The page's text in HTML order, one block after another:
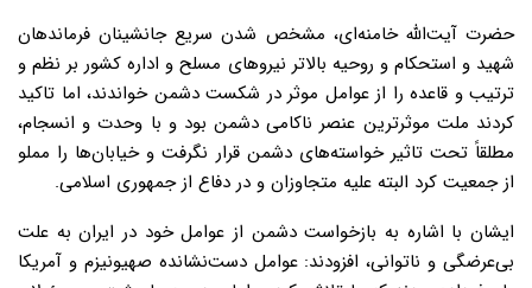
حضرت آیت‌الله خامنه‌ای، مشخص شدن سریع جانشینان فرماندهان
شهید و استحکام و روحیه بالاتر نیروهای مسلح و اداره کشور بر نظم و
ترتیب و قاعده را از عوامل موثر در شکست دشمن خواندند،‌ اما تاکید
کردند ملت موثرترین عنصر ناکامی دشمن بود و با وحدت و انسجام،
مطلقاً تحت تاثیر خواسته‌های دشمن قرار نگرفت و خیابان‌ها را مملو
از جمعیت کرد البته علیه متجاوزان و در دفاع از جمهوری اسلامی.
ایشان با اشاره به بازخواست دشمن از عوامل خود در ایران به علت
بی‌عرضگی و ناتوانی، افزودند: عوامل دست‌نشانده صهیونیزم و آمریکا